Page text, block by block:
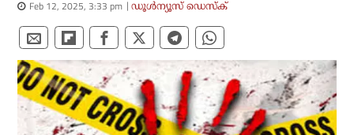
Feb 12, 2025, 3:33 pm ഡൂള്‍ന്യൂസ് ഡെസ്‌ക്